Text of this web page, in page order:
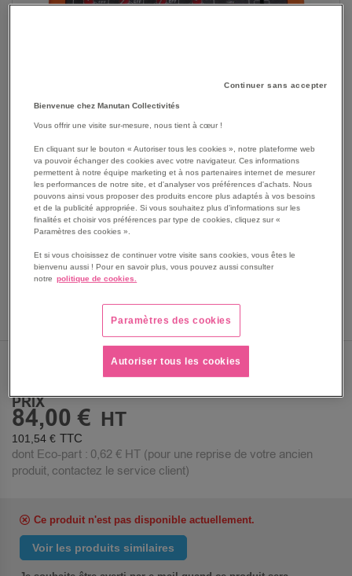
SKIP
BEGINNING
Les avantages
Table de mixage avec 2 ou 6 entrées micro + USB.
Modèle avec 4 ou 8 canaux.
Adaptée aux besoins en sonorisation.
PRIX
84,00 €
101,54 €
dont Eco-part : 0,62 € HT (pour une reprise de votre ancien
produit, contactez le service client)
Ce produit n'est pas disponible actuellement.
Voir les produits similaires
Continuer sans accepter
Bienvenue chez Manutan Collectivités
Vous offrir une visite sur-mesure, nous tient à cœur !
En cliquant sur le bouton « Autoriser tous les cookies », notre plateforme web
va pouvoir échanger des cookies avec votre navigateur. Ces informations
permettent à notre équipe marketing et à nos partenaires internet de mesurer
les performances de notre site, et d'analyser vos préférences d'achats. Nous
pouvons ainsi vous proposer des produits encore plus adaptés à vos besoins
et de la publicité appropriée. Si vous souhaitez plus d'informations sur les
finalités et choisir vos préférences par type de cookies, cliquez sur «
Paramètres des cookies ».
Et si vous choisissez de continuer votre visite sans cookies, vous êtes le
bienvenu aussi ! Pour en savoir plus, vous pouvez aussi consulter
notre politique de cookies.
Paramètres des cookies
Autoriser tous les cookies